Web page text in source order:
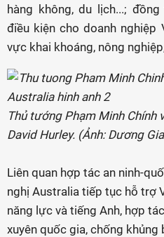
hàng không, du lịch...;
điều kiện cho doanh
vực khai khoáng, nông
Thủ tướng Phạm Minh Chính
David Hurley. (Ảnh: Dương
Liên quan hợp tác an ninh-
nghị Australia tiếp tục hỗ trợ
năng lực và tiếng Anh, hợp
xuyên quốc gia, chống khủng